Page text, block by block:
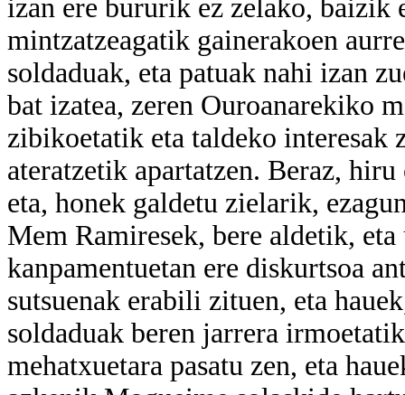
izan ere bururik ez zelako, baizik
mintzatzeagatik gainerakoen
soldaduak, eta patuak nahi izan
bat izatea, zeren Ouroanarekiko
zibikoetatik eta taldeko interesak
ateratzetik apartatzen. Beraz,
eta, honek galdetu zielarik,
Mem Ramiresek, bere aldetik,
kanpamentuetan ere diskurtsoa
sutsuenak erabili zituen, eta
soldaduak beren jarrera
mehatxuetara pasatu zen, eta